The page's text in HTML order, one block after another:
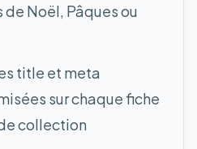
Noël, Pâques ou
title et meta
sur chaque fiche
collection